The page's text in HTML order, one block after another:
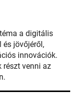
a digitális
és jövőjéről,
innovációk.
részt venni az